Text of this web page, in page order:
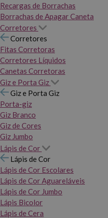
Recargas de Borrachas
Borrachas de Apagar Caneta
Corretores
Corretores
Fitas Corretoras
Corretores Líquidos
Canetas Corretoras
Giz e Porta Giz
Giz e Porta Giz
Porta-giz
Giz Branco
Giz de Cores
Giz Jumbo
Lápis de Cor
Lápis de Cor
Lápis de Cor Escolares
Lápis de Cor Aguareláveis
Lápis de Cor Jumbo
Lápis Bicolor
Lápis de Cera